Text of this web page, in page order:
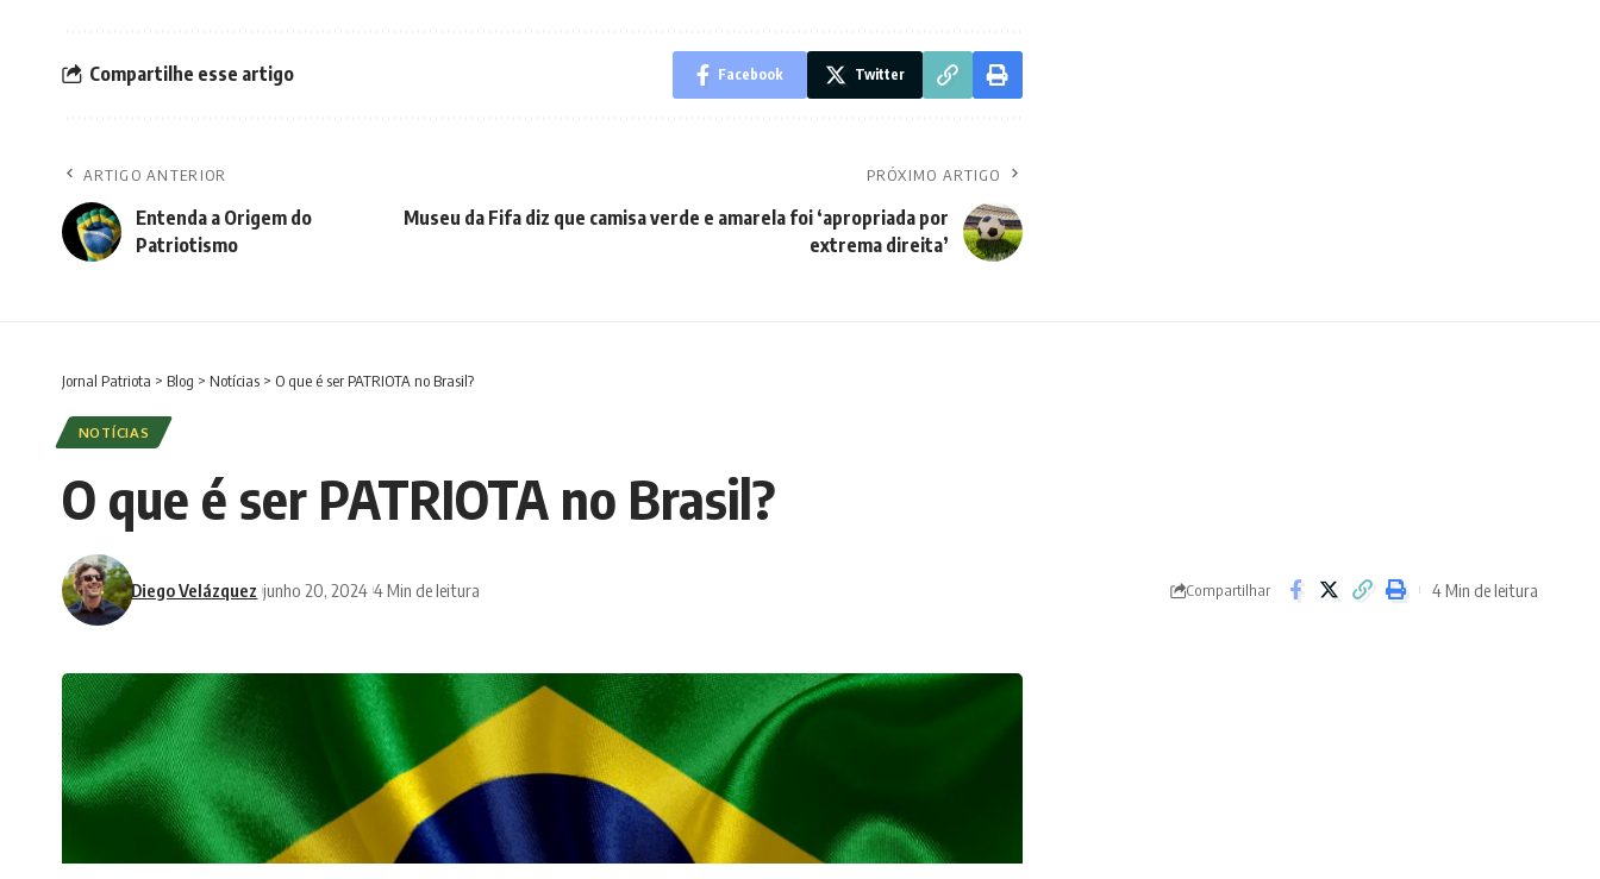
Compartilhe esse artigo Facebook Twitter
ARTIGO ANTERIOR
Entenda a Origem do
Patriotismo
PRÓXIMO ARTIGO
Museu da Fifa diz que camisa verde e amarela foi ‘apropriada por
extrema direita’
Jornal Patriota > Blog > Notícias > O que é ser PATRIOTA no Brasil?
NOTÍCIAS
O que é ser PATRIOTA no Brasil?
Diego Velázquez junho 20, 2024 4 Min de leitura Compartilhar 4 Min de leitura